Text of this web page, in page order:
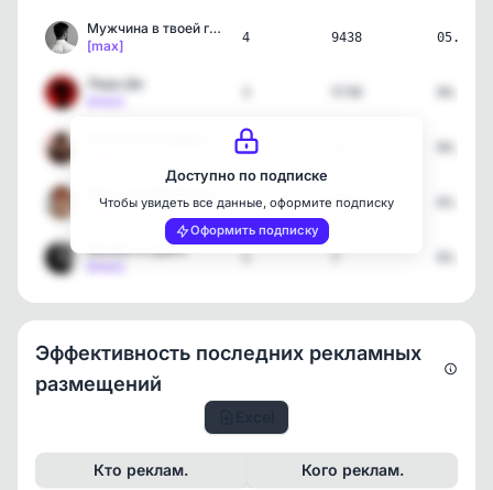
Мужчина в твоей голове
[max]
4 9438
Леди Ди
1
[max]
3 5031
Мужик в курсе
1 7
Доступно по подписке
Чтобы увидеть все данные, оформите подписку
Оформить подписку
Эффективность последних рекламных
размещений
Кто реклам. Кого реклам.